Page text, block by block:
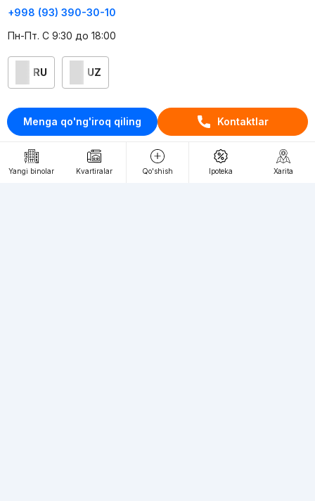
Menga qo'ng'iroq qiling Kontaktlar
Yangi binolar Kvartiralar Qo'shish Ipoteka Xarita
+998 (93) 390-30-10
Пн-Пт. С 9:30 до 18:00
RU UZ
Kontaktlar
loyiha haqida
Webnow © loyihasi